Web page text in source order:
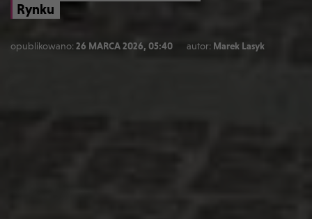
Rynku
opublikowano: 26 MARCA 2026, 05:40 autor: Marek Lasyk